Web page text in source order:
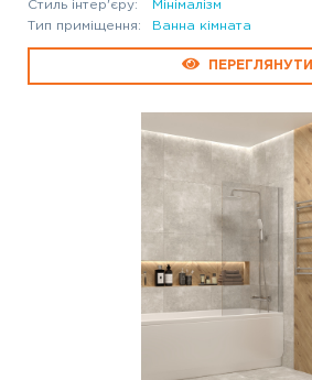
Стиль інтер'єру:
Мінімалізм
Тип приміщення:
Ванна кімната
ПЕРЕГЛЯНУТИ